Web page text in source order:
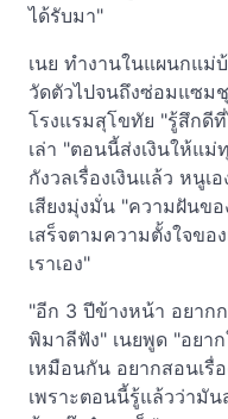
ได้รับมา"
เนย ทำงานในแผนกแม่
วัดตัวไปจนถึงซ่อมแซม
โรงแรมสุโขทัย "รู้สึกดีที่
เล่า "ตอนนี้ส่งเงินให้แม่
กังวลเรื่องเงินแล้ว หนูเ
เสียงมุ่งมั่น "ความฝันข
เสร็จตามความตั้งใจข
เราเอง"
"อีก 3 ปีข้างหน้า อยาก
พิมาลีฟัง" เนยพูด "อยาก
เหมือนกัน อยากสอนเรื่
เพราะตอนนี้รู้แล้วว่ามั